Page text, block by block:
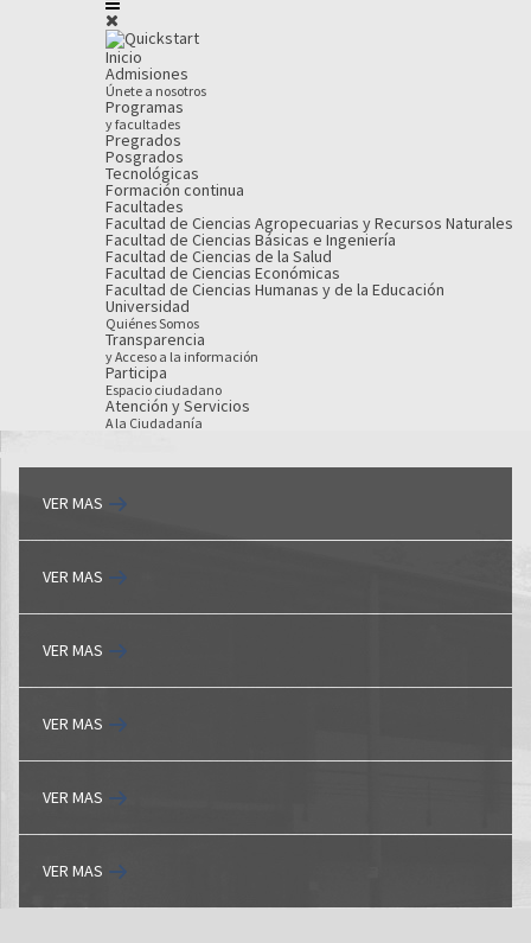
Inicio
Admisiones
Únete a nosotros
Programas
y facultades
Pregrados
Posgrados
Tecnológicas
Formación continua
Facultades
Facultad de Ciencias Agropecuarias y Recursos Naturales
Facultad de Ciencias Básicas e Ingeniería
Facultad de Ciencias de la Salud
Facultad de Ciencias Económicas
Facultad de Ciencias Humanas y de la Educación
Universidad
Quiénes Somos
Transparencia
y Acceso a la información
Participa
Espacio ciudadano
Atención y Servicios
A la Ciudadanía
VER MAS
VER MAS
VER MAS
VER MAS
VER MAS
VER MAS